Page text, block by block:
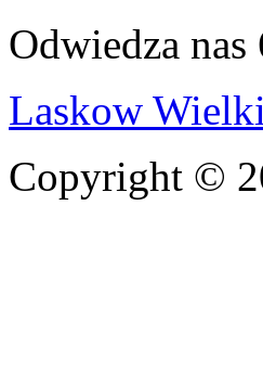
Odwiedza
Laskow
Copyright ©